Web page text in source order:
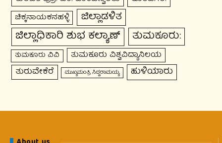
ಚಿಕ್ಕನಾಯಕನಹಳ್ಳಿ ಜಿಲ್ಲಾಡಳಿತ
ಜಿಲ್ಲಾಧಿಕಾರಿ ಶುಭ ಕಲ್ಯಾಣ್ ತುಮಕೂರು:
ತುಮಕೂರು ವಿವಿ ತುಮಕೂರು ವಿಶ್ವವಿದ್ಯಾನಿಲಯ
ತುರುವೇಕೆರೆ ಮುಖ್ಯಮಂತ್ರಿ ಸಿದ್ದರಾಮಯ್ಯ ಹುಳಿಯಾರು